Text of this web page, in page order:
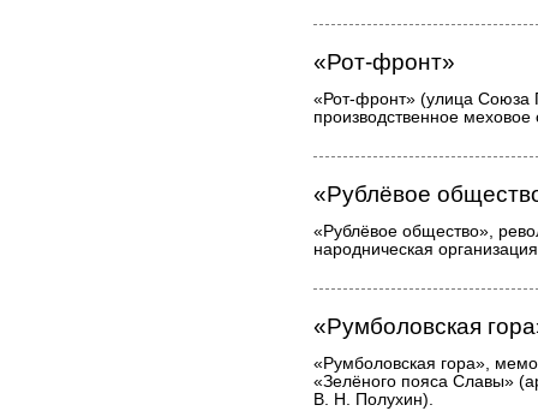
«Рот-фронт»
«Рот-фронт» (улица Союза
производственное
«Рублёвое
«Рублёвое общество»,
народническая
«Румболовская
«Румболовская гора»,
«Зелёного пояса Славы»
В. Н. Полухин).